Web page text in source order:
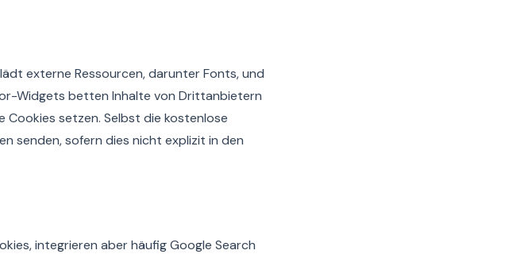
externe Ressourcen, darunter Fonts, und
Widgets betten Inhalte von Drittanbietern
Cookies setzen. Selbst die kostenlose
senden, sofern dies nicht explizit in den
integrieren aber häufig Google Search